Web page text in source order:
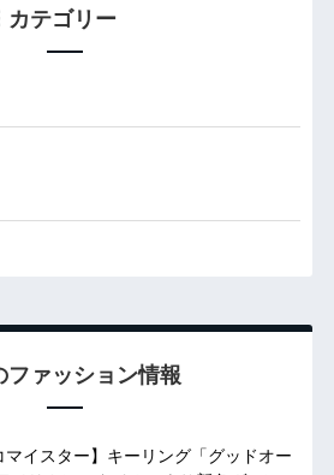
カテゴリー
ファッション情報
マイスター】キーリング「グッドオー